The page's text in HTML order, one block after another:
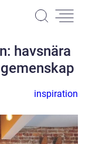
havsnära
inspiration